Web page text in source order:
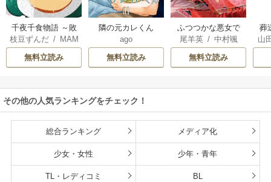
千夜千食物語 ～敗
国の姫ですが氷の
皇子殿下がどうも
溺愛してくれてい
枝豆ずんだ/ MAM
AKOTO/鴉羽凛燈
無料立読み
隣の元カレくん
ago
無料立読み
ふつつかな悪女で
はございますが ～
雛宮蝶鼠とりかえ
伝～
尾羊英/ 中村颯
希/ゆき哉
無料立読み
葬
山
その他の人気ランキングをチェック！
総合ランキング メディア化
少女・女性 少年・青年
TL・レディコミ BL